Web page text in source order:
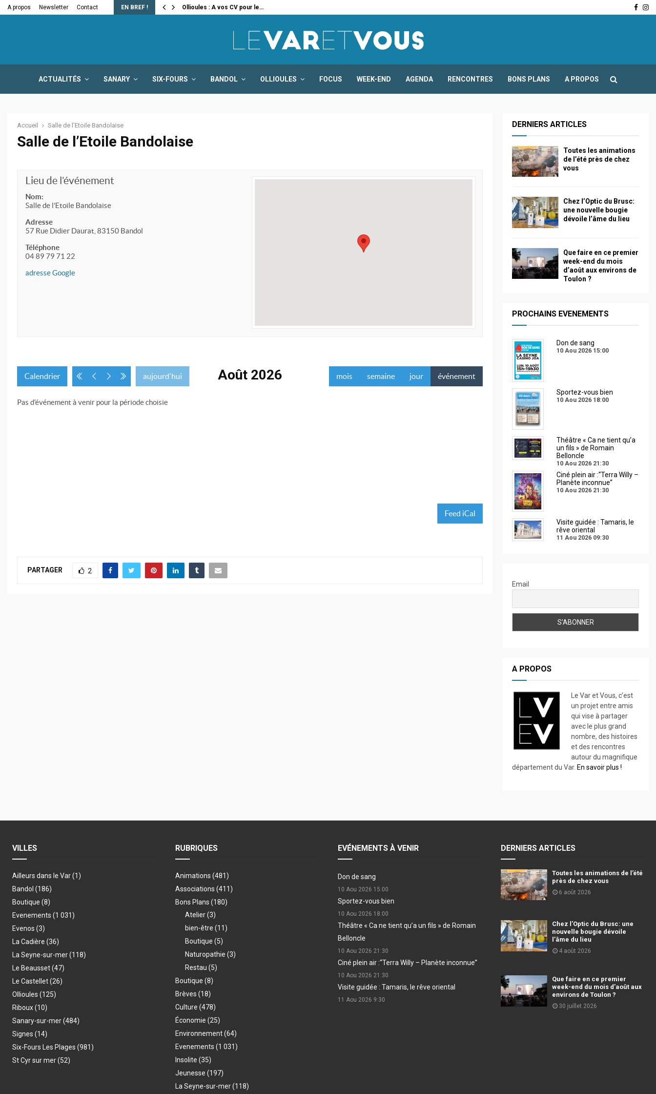
A propos Newsletter Contact EN BREF !
la fermeture… Ollioules : A vos CV pour le…
ACTUALITÉS SANARY SIX-FOURS BANDOL OLLIOULES FOCUS WEEK-END AGENDA RENCONTRES BONS PLANS A PROPOS
Accueil Salle de l’Etoile Bandolaise
Salle de l’Etoile Bandolaise
Lieu de l’événement
Nom:
Salle de l’Etoile Bandolaise
Adresse
57 Rue Didier Daurat, 83150 Bandol
Téléphone
04 89 79 71 22
adresse Google
Août 2026
Calendrier aujourd'hui mois semaine jour événement
Pas d'événement à venir pour la période choisie
Feed iCal
PARTAGER 2
DERNIERS ARTICLES
Toutes les animations
de l’été près de chez
vous
Chez l’Optic du Brusc:
une nouvelle bougie
dévoile l’âme du lieu
Que faire en ce premier
week-end du mois
d’août aux environs de
Toulon ?
PROCHAINS EVENEMENTS
Don de sang
10 Aou 2026 15:00
Sportez-vous bien
10 Aou 2026 18:00
Théâtre « Ca ne tient qu’a
un fils » de Romain
Belloncle
10 Aou 2026 21:30
Ciné plein air :“Terra Willy –
Planète inconnue”
10 Aou 2026 21:30
Visite guidée : Tamaris, le
rêve oriental
11 Aou 2026 09:30
Email
A PROPOS
Le Var et Vous, c’est
un projet entre amis
qui vise à partager
avec le plus grand
nombre, des histoires
et des rencontres
autour du magnifique
département du Var. En savoir plus !
VILLES
Ailleurs dans le Var(1)
Bandol (186)
Boutique (8)
Evenements (1 031)
Evenos (3)
La Cadière (36)
La Seyne-sur-mer(118)
Le Beausset(47)
Le Castellet(26)
Ollioules (125)
Riboux(10)
Sanary-sur-mer(484)
Signes (14)
Six-Fours Les Plages (981)
St Cyr sur mer(52)
RUBRIQUES
Animations (481)
Associations (411)
Bons Plans (180)
Atelier(3)
bien-être (11)
Boutique (5)
Naturopathie (3)
Restau (5)
Boutique (8)
Brèves (18)
Culture (478)
Économie (25)
Environnement(64)
Evenements (1 031)
Insolite (35)
Jeunesse (197)
La Seyne-sur-mer(118)
EVÉNEMENTS À VENIR
Don de sang
10 Aou 2026 15:00
Sportez-vous bien
10 Aou 2026 18:00
Théâtre « Ca ne tient qu’a un fils » de Romain
Belloncle
10 Aou 2026 21:30
Ciné plein air :“Terra Willy – Planète inconnue”
10 Aou 2026 21:30
Visite guidée : Tamaris, le rêve oriental
11 Aou 2026 9:30
DERNIERS ARTICLES
Toutes les animations de l’été
près de chez vous
6 août 2026
Chez l’Optic du Brusc: une
nouvelle bougie dévoile
l’âme du lieu
4 août 2026
Que faire en ce premier
week-end du mois d’août aux
environs de Toulon ?
30 juillet 2026